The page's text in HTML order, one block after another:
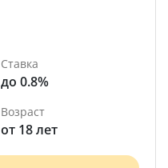
Ставка
до 0.8%
Возраст
от 18 лет